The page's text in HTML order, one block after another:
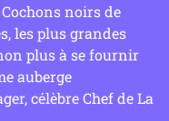
noirs de
les plus grandes
plus à se fournir
auberge
célèbre Chef de La